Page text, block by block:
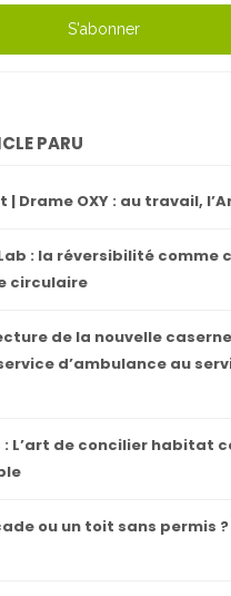
S'abonner
PARU
Drame OXY : au travail,
Lab : la réversibilité comme
circulaire
de la nouvelle
d’ambulance au
: L’art de concilier habitat
ou un toit sans permis ?